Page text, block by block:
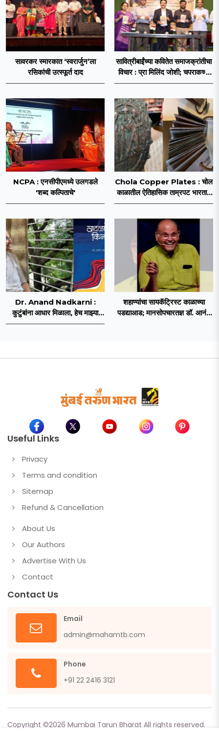
सावरकर स्मारकात ‘स्वरार्जुन’ला
रसिकांची उत्स्फूर्त दाद
सावित्रीबाईंच्या कवितेत समाजक्रांतीचा
विचार : प्रा मिलिंद जोशी; चपराकच्या
माध्यामतून सावित्रीबाई फुले यांच्या
NCPA : एनसीपीएमध्ये उलगडले
'शब्द कल्पिताचे'
Chola Copper Plates : चोल
काळातील ऐतिहासिक ताम्रपट भारतात
परतणार!
Dr. Anand Nadkarni :
कुटुंबांना आधार मिळाला, हेच माझ्या
पुस्तकाचे यश : डॉ. आनंद नाडकर्णी
शहाण्यांचा सायकॅट्रिस्ट काळाच्या
पडद्याआड; मानसोपचारतज्ञ डॉ. आनंद
Useful Links
Privacy
Terms and condition
Sitemap
Refund & Cancellation
About Us
Our Authors
Advertise With Us
Contact
Contact Us
Email
admin@mahamtb.com
Phone
+91 22 2416 3121
Copyright ©2026 Mumbai Tarun Bharat All rights reserved.